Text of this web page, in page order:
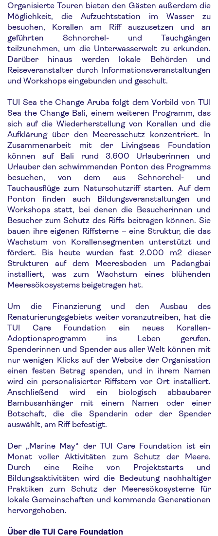
Organisierte Touren bieten den Gästen außerdem die
Möglichkeit, die Aufzuchtstation im Wasser zu
besuchen, Korallen am Riff auszusetzen und an
geführten Schnorchel- und Tauchgängen
teilzunehmen, um die Unterwasserwelt zu erkunden.
Darüber hinaus werden lokale Behörden und
Reiseveranstalter durch Informationsveranstaltungen
und Workshops eingebunden und geschult.
TUI Sea the Change Aruba folgt dem Vorbild von TUI
Sea the Change Bali, einem weiteren Programm, das
sich auf die Wiederherstellung von Korallen und die
Aufklärung über den Meeresschutz konzentriert. In
Zusammenarbeit mit der Livingseas Foundation
können auf Bali rund 3.600 Urlauberinnen und
Urlauber den schwimmenden Ponton des Programms
besuchen, von dem aus Schnorchel- und
Tauchausflüge zum Naturschutzriff starten. Auf dem
Ponton finden auch Bildungsveranstaltungen und
Workshops statt, bei denen die Besucherinnen und
Besucher zum Schutz des Riffs beitragen können. Sie
bauen ihre eigenen Riffsterne – eine Struktur, die das
Wachstum von Korallensegmenten unterstützt und
fördert. Bis heute wurden fast 2.000 m2 dieser
Strukturen auf dem Meeresboden um Padangbai
installiert, was zum Wachstum eines blühenden
Meeresökosystems beigetragen hat.
Um die Finanzierung und den Ausbau des
Renaturierungsgebiets weiter voranzutreiben, hat die
TUI Care Foundation ein neues Korallen-
Adoptionsprogramm ins Leben gerufen.
Spenderinnen und Spender aus aller Welt können mit
nur wenigen Klicks auf der Website der Organisation
einen festen Betrag spenden, und in ihrem Namen
wird ein personalisierter Riffstern vor Ort installiert.
Anschließend wird ein biologisch abbaubarer
Bambusanhänger mit einem Namen oder einer
Botschaft, die die Spenderin oder der Spender
auswählt, am Riff befestigt.
Der „Marine May“ der TUI Care Foundation ist ein
Monat voller Aktivitäten zum Schutz der Meere.
Durch eine Reihe von Projektstarts und
Bildungsaktivitäten wird die Bedeutung nachhaltiger
Praktiken zum Schutz der Meeresökosysteme für
lokale Gemeinschaften und kommende Generationen
hervorgehoben.
Über die TUI Care Foundation